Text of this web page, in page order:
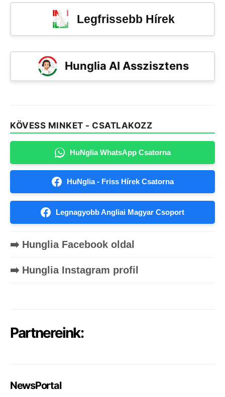
Legfrissebb Hírek
Hunglia AI Asszisztens
KÖVESS MINKET - CSATLAKOZZ
HuNglia WhatsApp Csatorna
HuNglia - Friss Hírek Csatorna
Legnagyobb Angliai Magyar Csoport
➡️ Hunglia Facebook oldal
➡️ Hunglia Instagram profil
Partnereink:
NewsPortal